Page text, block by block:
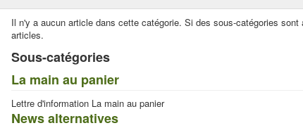
Il n'y a aucun article dans cette catégorie. Si des sous-catégories
articles.
Sous-catégories
La main au panier
Lettre d'information La main au panier
News alternatives